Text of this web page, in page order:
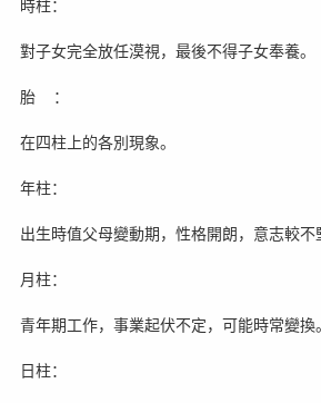
時柱：
對子女完全放任漠視，最後不得子女奉養。
胎 ：
在四柱上的各別現象。
年柱：
出生時值父母變動期，性格開朗，意志較不
月柱：
青年期工作，事業起伏不定，可能時常變換。
日柱：